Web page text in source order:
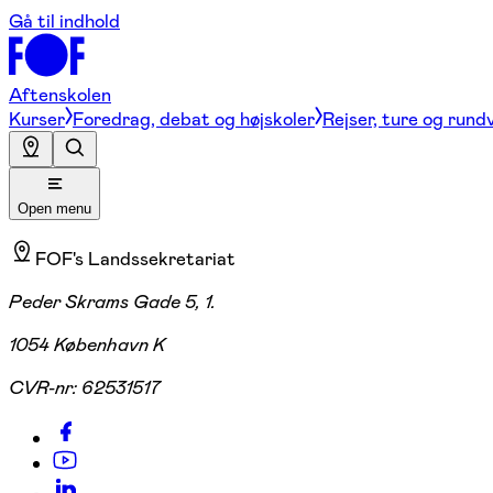
Gå til indhold
Aftenskolen
Kurser Foredrag, debat og højskoler Rejser, ture og
Open menu
FOF's Landssekretariat
Peder Skrams Gade 5, 1.
1054 København K
CVR-nr: 62531517